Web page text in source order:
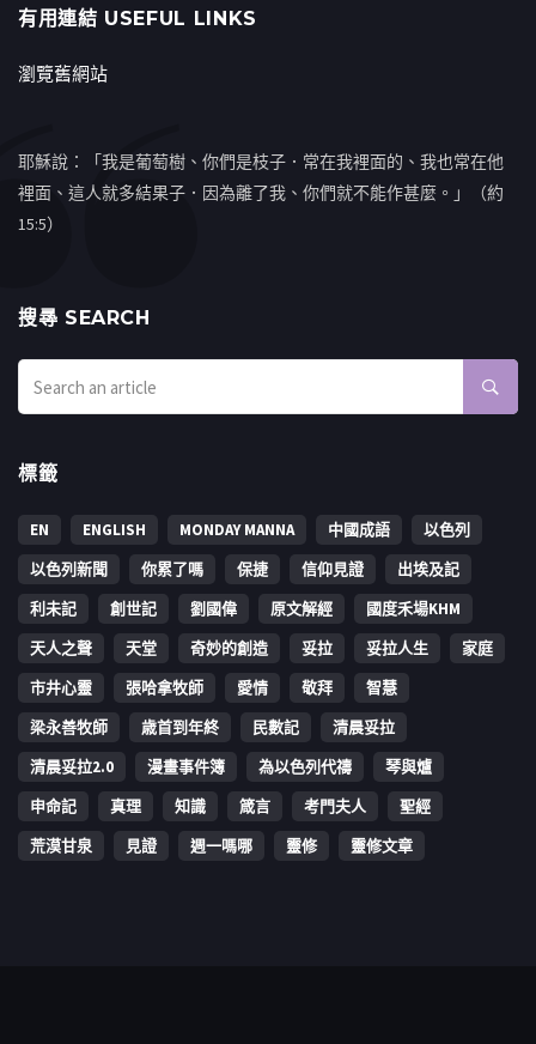
有用連結 USEFUL LINKS
瀏覽舊網站
耶穌說：「我是葡萄樹、你們是枝子．常在我裡面的、我也常在他
裡面、這人就多結果子．因為離了我、你們就不能作甚麼。」（約
15:5）
搜㝷 SEARCH
標籤
EN ENGLISH MONDAY MANNA 中國成語
以色列
以色列新聞
你累了嗎 保捷 信仰見證
出埃及記
利未記
創世記 劉國偉 原文解經
國度禾場KHM
天人之聲
天堂 奇妙的創造 妥拉 妥拉人生
家庭
市井心靈
張哈拿牧師 愛情 敬拜
智慧
梁永善牧師
歳首到年終 民數記
清晨妥拉
清晨妥拉2.0
漫畫事件簿 為以色列代禱
琴與爐
申命記
真理 知識 箴言 考門夫人
聖經
荒漠甘泉
見證 週一嗎哪 靈修 靈修文章